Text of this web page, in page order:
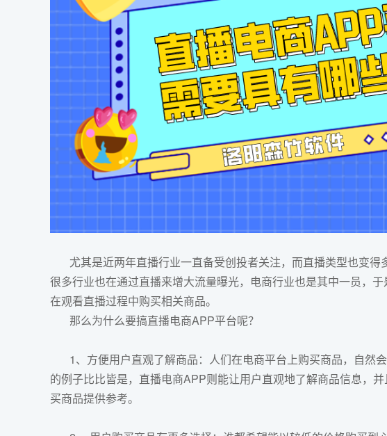
尤其是近两年直播行业一直备受创投者关注，而直播类型也变得
很多行业也在通过直播来增大流量曝光，电商行业也是其中一员，于
在观看直播过程中购买相关商品。
那么为什么要搞直播电商APP平台呢？
1、方便用户直观了解商品：人们在电商平台上购买商品，自然
的例子比比皆是，直播电商APP则能让用户直观地了解商品信息，
买商品提供参考。